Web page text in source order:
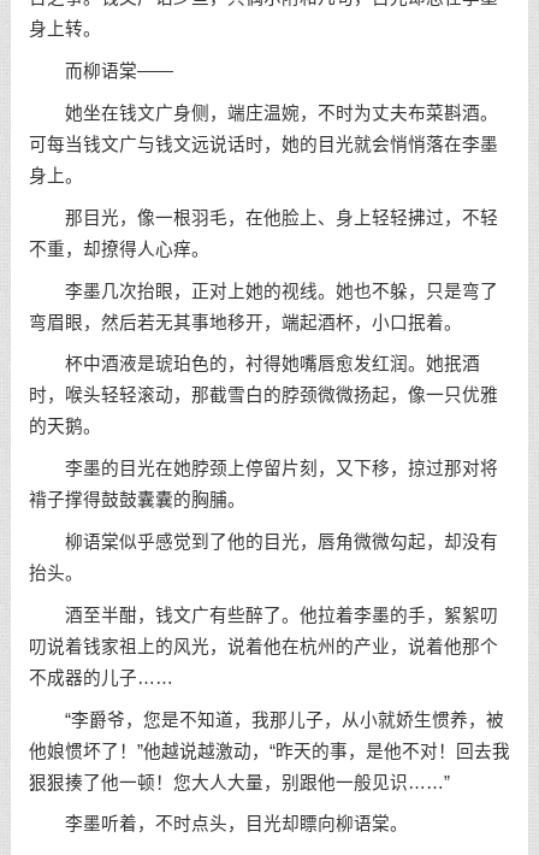
身上转。
而柳语棠——
她坐在钱文广身侧，端庄温婉，不时为丈夫布菜斟酒。
可每当钱文广与钱文远说话时，她的目光就会悄悄落在李墨
身上。
那目光，像一根羽毛，在他脸上、身上轻轻拂过，不轻
不重，却撩得人心痒。
李墨几次抬眼，正对上她的视线。她也不躲，只是弯了
弯眉眼，然后若无其事地移开，端起酒杯，小口抿着。
杯中酒液是琥珀色的，衬得她嘴唇愈发红润。她抿酒
时，喉头轻轻滚动，那截雪白的脖颈微微扬起，像一只优雅
的天鹅。
李墨的目光在她脖颈上停留片刻，又下移，掠过那对将
褙子撑得鼓鼓囊囊的胸脯。
柳语棠似乎感觉到了他的目光，唇角微微勾起，却没有
抬头。
酒至半酣，钱文广有些醉了。他拉着李墨的手，絮絮叨
叨说着钱家祖上的风光，说着他在杭州的产业，说着他那个
不成器的儿子……
“李爵爷，您是不知道，我那儿子，从小就娇生惯养，被
他娘惯坏了！”他越说越激动，“昨天的事，是他不对！回去我
狠狠揍了他一顿！您大人大量，别跟他一般见识……”
李墨听着，不时点头，目光却瞟向柳语棠。